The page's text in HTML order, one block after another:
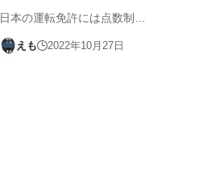
日本の運転免許には点数制…
えも 2022年10月27日